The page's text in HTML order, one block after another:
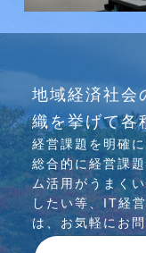
介護ソリューシ
行っています
地域経済社会
織を挙げて各
経営課題を明確
総合的に経営課
ム活⽤がうまく
したい等、IT経
は、お気軽にお